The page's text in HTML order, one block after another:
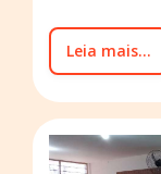
Leia mais...